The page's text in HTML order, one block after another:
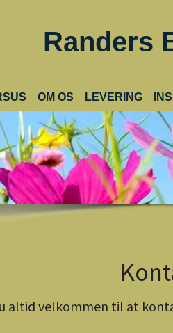
Randers
OM OS LEVERING
altid velkommen til at